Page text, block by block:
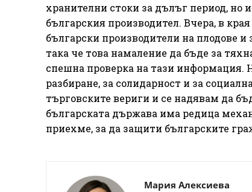
хранителни стоки за дълъг период, но
българския производител. Вчера, в
български производители на плодове
така че това намаление да бъде за
спешна проверка на тази информация.
разбиране, за солидарност и за
търговските вериги и се надявам да
българската държава има редица
приехме, за да защити българските
Мария Алексиева